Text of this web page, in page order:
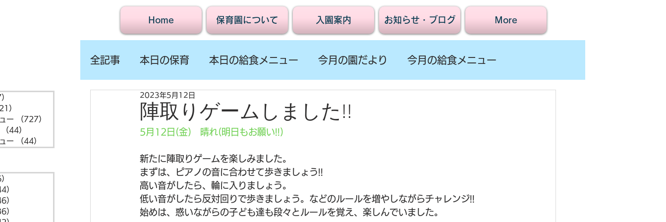
Home 保育園について 入園案内 お知らせ・ブログ More
）
ー
（727）
（44）
ー
（44）
）
）
）
全記事 本日の保育 本日の給食メニュー 今月の園だより 今月の給食メニュー
陣取りゲームしました!!
2023年5月12日
5月12日(金)　晴れ(明日もお願い!!)
新たに陣取りゲームを楽しみました。
まずは、ピアノの音に合わせて歩きましょう!!
高い音がしたら、輪に入りましょう。
低い音がしたら反対回りで歩きましょう。などのルールを増やしながらチャレンジ!!
始めは、惑いながらの子ども達も段々とルールを覚え、楽しんでいました。